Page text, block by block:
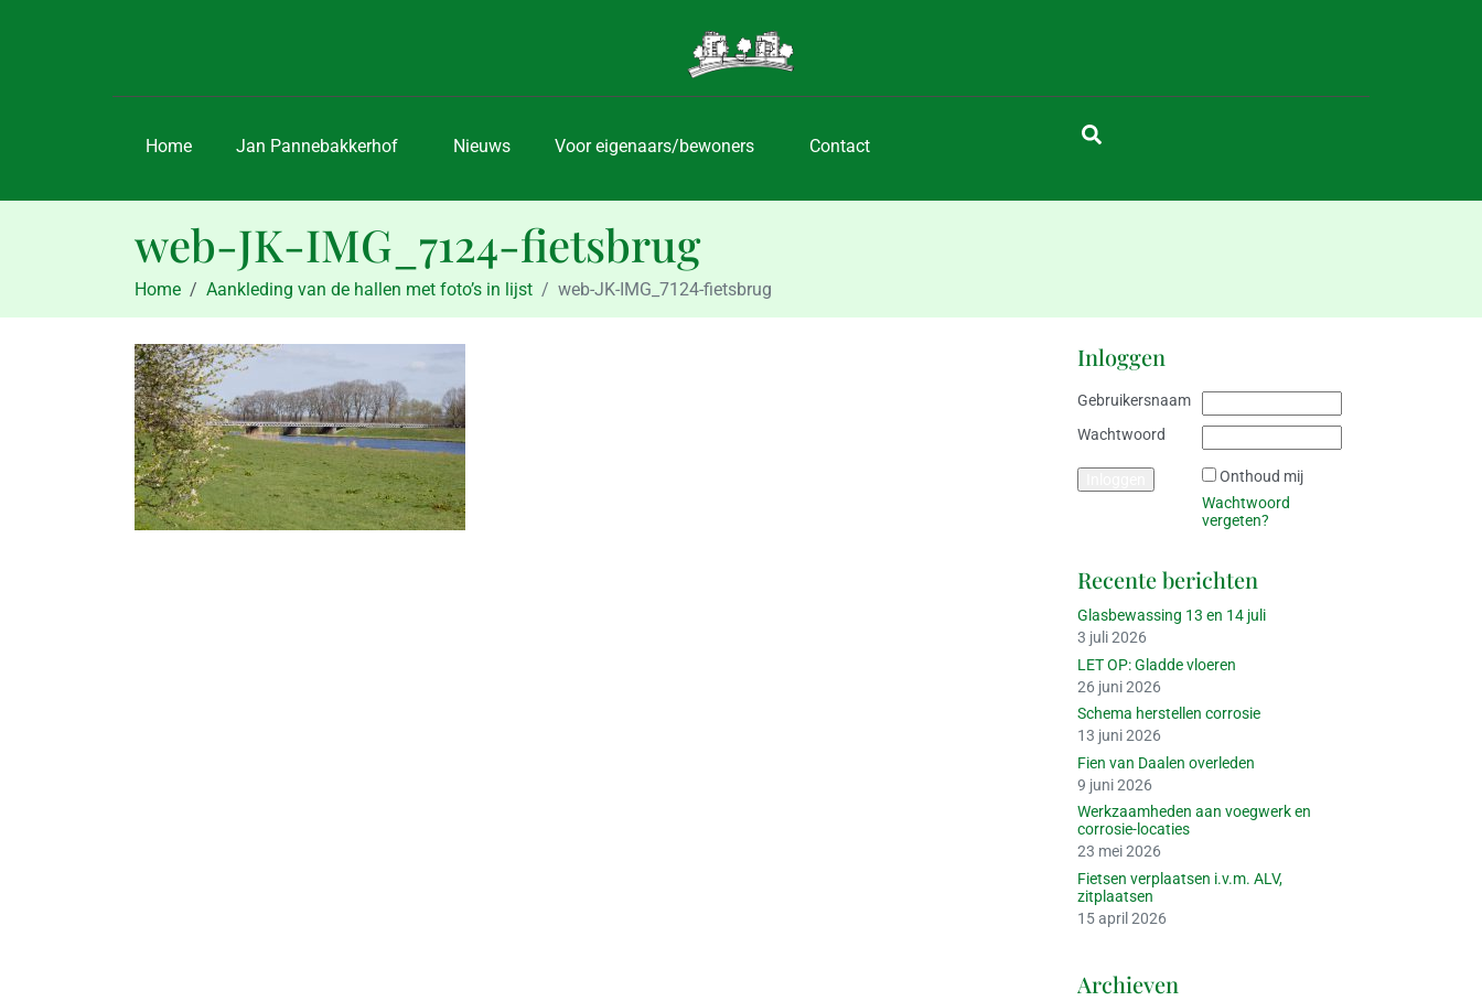
Home Jan Pannebakkerhof Nieuws Voor eigenaars/bewoners Contact
web-JK-IMG_7124-fietsbrug
Home Aankleding van de hallen met foto’s in lijst web-JK-IMG_7124-fietsbrug
Inloggen
Gebruikersnaam
Wachtwoord
Onthoud mij
Wachtwoord
vergeten?
Recente berichten
Glasbewassing 13 en 14 juli
3 juli 2026
LET OP: Gladde vloeren
26 juni 2026
Schema herstellen corrosie
13 juni 2026
Fien van Daalen overleden
9 juni 2026
Werkzaamheden aan voegwerk en
corrosie-locaties
23 mei 2026
Fietsen verplaatsen i.v.m. ALV,
zitplaatsen
15 april 2026
Archieven